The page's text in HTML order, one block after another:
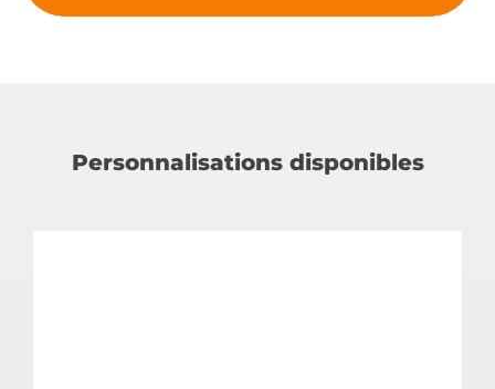
Personnalisations disponibles